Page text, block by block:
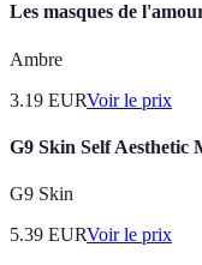
Les masques de
Ambre
3.19 EURVoir le prix
G9 Skin Self Aesthetic
G9 Skin
5.39 EURVoir le prix